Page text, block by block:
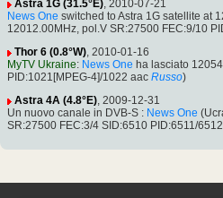
Astra 1G (31.5°E), 2010-07-21
News One switched to Astra 1G satellite at
12012.00MHz, pol.V SR:27500 FEC:9/10
Thor 6 (0.8°W), 2010-01-16
MyTV Ukraine: News One ha lasciato
PID:1021[MPEG-4]/1022 aac Russo)
Astra 4A (4.8°E), 2009-12-31
Un nuovo canale in DVB-S : News One
SR:27500 FEC:3/4 SID:6510 PID:6511/6512